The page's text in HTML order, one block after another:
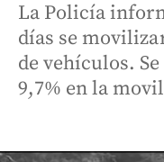
La Policía
días se
de vehículos.
9,7% en la